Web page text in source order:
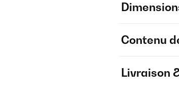
Contenu
Livraison